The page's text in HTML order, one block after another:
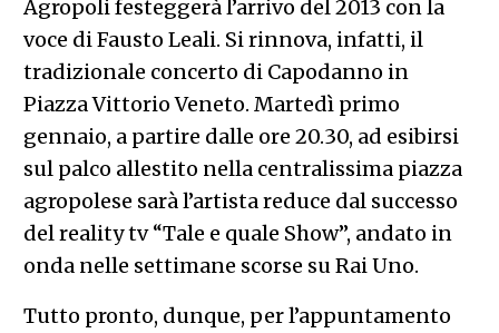
Agropoli festeggerà l’arrivo del 2013 con la
voce di Fausto Leali. Si rinnova, infatti, il
tradizionale concerto di Capodanno in
Piazza Vittorio Veneto. Martedì primo
gennaio, a partire dalle ore 20.30, ad esibirsi
sul palco allestito nella centralissima piazza
agropolese sarà l’artista reduce dal successo
del reality tv “Tale e quale Show”, andato in
onda nelle settimane scorse su Rai Uno.
Tutto pronto, dunque, per l’appuntamento